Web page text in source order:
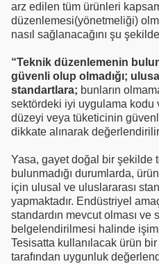
arz edilen tüm ürünleri
düzenlemesi(yönetmeliği)
nasıl sağlanacağını şu
“Teknik düzenlemenin
güvenli olup olmadığı;
standartlara; bunların
sektördeki iyi uygulama kodu
düzeyi veya tüketicinin
dikkate alınarak
Yasa, gayet doğal bir şekilde
bulunmadığı durumlarda,
için ulusal ve uluslararası
yapmaktadır. Endüstriyel
standardın mevcut olması ve
belgelendirilmesi halinde
Tesisatta kullanılacak ürün
tarafından uygunluk